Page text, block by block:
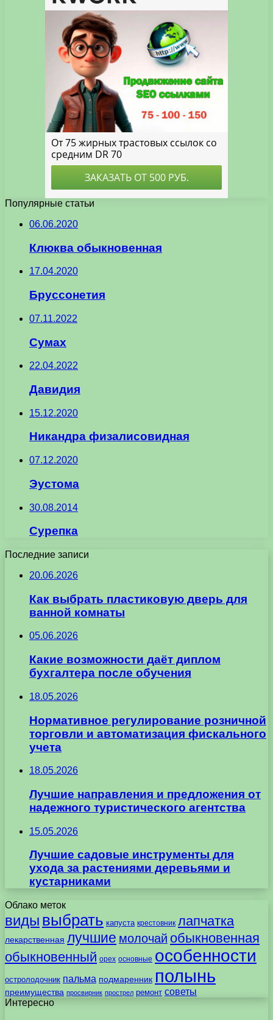
Популярные статьи
06.06.2020
Клюква обыкновенная
17.04.2020
Бруссонетия
07.11.2022
Сумах
22.04.2022
Давидия
15.12.2020
Никандра физалисовидная
07.12.2020
Эустома
30.08.2014
Сурепка
Последние записи
20.06.2026
Как выбрать пластиковую дверь для
ванной комнаты
05.06.2026
Какие возможности даёт диплом
бухгалтера после обучения
18.05.2026
Нормативное регулирование розничной
торговли и автоматизация фискального
учета
18.05.2026
Лучшие направления и предложения от
надежного туристического агентства
15.05.2026
Лучшие садовые инструменты для
ухода за растениями деревьями и
кустарниками
Облако меток
виды выбрать капуста крестовник лапчатка
лекарственная лучшие молочай обыкновенная
обыкновенный орех основные особенности
остролодочник пальма подмаренник полынь
преимущества просвирник прострел ремонт советы
Интересно